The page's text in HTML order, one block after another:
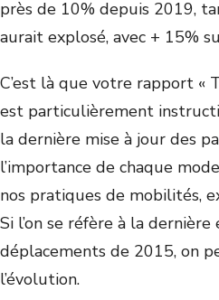
près de 10% depuis 2019,
aurait explosé, avec + 15%
C’est là que votre rapport «
est particulièrement
la dernière mise à jour des
l’importance de chaque
nos pratiques de mobilités,
Si l’on se réfère à la
déplacements de 2015, on
l’évolution.